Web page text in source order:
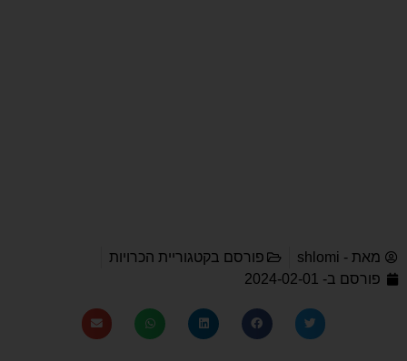
מאת - shlomi פורסם בקטגוריית הכרויות
פורסם ב- 2024-02-01